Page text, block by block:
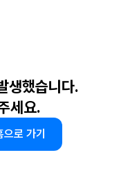
생했습니다.
세요.
으로 가기